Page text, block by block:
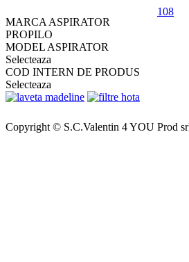
MARCA ASPIRATOR
PROPILO
MODEL ASPIRATOR
Selecteaza
COD INTERN DE PRODUS
Selecteaza
108
Copyright © S.C.Valentin 4 YOU Prod